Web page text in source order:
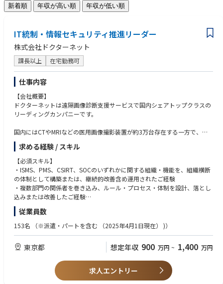
新着順
年収が高い順 年収が低い順
IT統制・情報セキュリティ推進リーダー
株式会社ドクターネット
課長以上 在宅勤務可
仕事内容
【会社概要】
ドクターネットは遠隔画像診断支援サービスで国内シェアトップクラスの
リーディングカンパニーです。
国内にはCTやMRIなどの医用画像撮影装置が約3万台存在する一方で、医
用画像を診断できる医師（放射線診断専門医）は約6,000名しかおらず、
適切な診断が迅速に届く症例は全体の3割程度にとどまっています。ま
た、地域によっては専門医がいないなどの医療格差があるのが実情で、今
や遠隔画像診断は医療インフラとなっております。
当社は1日あたり12,000症例（370万症例/年）の依頼に対応する日本最大
の画像診断拠点となっており、このシステムを正常に稼働させ続けること
います。
「世界の医療を支える目になる」を企業理念に、医療をテクノロジーによ
り支えるため、AIなど最先端テクノロジーへの投資も積極的に行い、医療
業界に貢献し続けています。
IT統制・情報セキュリティ領域のリーダーとして、関係部門と連携しなが
求める経験 / スキル
【必須スキル】
・ISMS、PMS、CSIRT、SOCのいずれかに関する組織・機能を、組織横断
の体制として構築または、継続的改善含め運用されたご経験
・複数部門の関係者を巻き込み、ルール・プロセス・体制を設計、落とし
込みまたは改善したご経験
・四年制大学卒業以上
【歓迎スキル】
・ISMS、PMS、CSIRT、SOCのうち複数領域における体制構築・運用経験
・セキュリティインシデント対応組織の構築・運営経験
・SOCの内製化、外部サービス導入、運用設計または改善経験
・IT全般統制の設計、評価、改善に関する経験
・情報セキュリティリスクアセスメントの設計・運用経験
・規程、基準、手順、ガイドライン等の体系的な設計・改定経験
従業員数
153名 （※派遣・パートを含む （2025年4⽉1⽇現在） )）
東京都 想定年収 900 万円 ~ 1,400 万円
求人エントリー